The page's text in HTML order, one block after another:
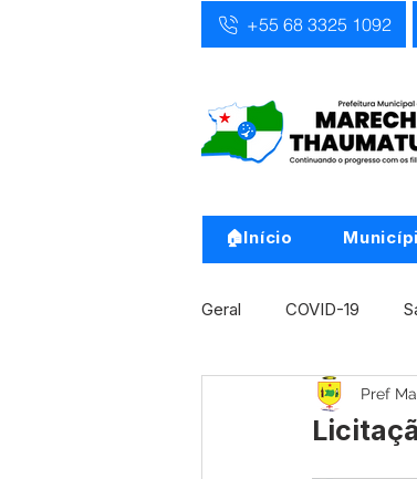
+55 68 3325 1092
🏠Início
Geral COVID-19
Infra, Obra e Pref